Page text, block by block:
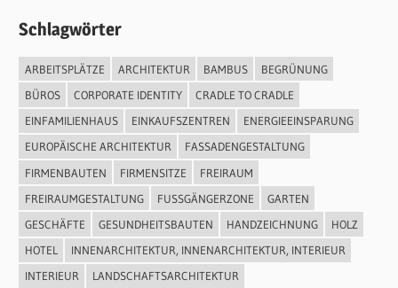
Schlagwörter
ARBEITSPLÄTZE ARCHITEKTUR BAMBUS
BEGRÜNUNG
BÜROS
CORPORATE IDENTITY
CRADLE TO CRADLE
EINFAMILIENHAUS
EINKAUFSZENTREN
ENERGIEEINSPARUNG
EUROPÄISCHE ARCHITEKTUR
FASSADENGESTALTUNG
FIRMENBAUTEN
FIRMENSITZE
FREIRAUM
FREIRAUMGESTALTUNG
FUSSGÄNGERZONE
GARTEN
GESCHÄFTE
GESUNDHEITSBAUTEN HANDZEICHNUNG
HOLZ
HOTEL
INNENARCHITEKTUR, INNENARCHITEKTUR, INTERIEUR
INTERIEUR
LANDSCHAFTSARCHITEKTUR